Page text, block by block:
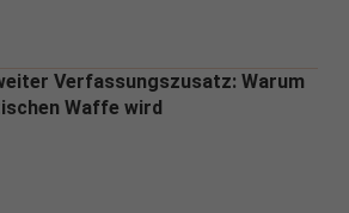
Verfassungszusatz: Warum
Waffe wird